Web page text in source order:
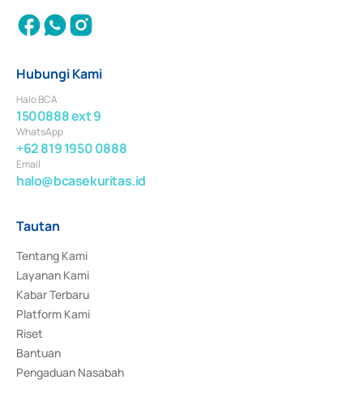
Hubungi Kami
Halo BCA
1500888 ext 9
WhatsApp
+62 819 1950 0888
Email
halo@bcasekuritas.id
Tautan
Tentang Kami
Layanan Kami
Kabar Terbaru
Platform Kami
Riset
Bantuan
Pengaduan Nasabah